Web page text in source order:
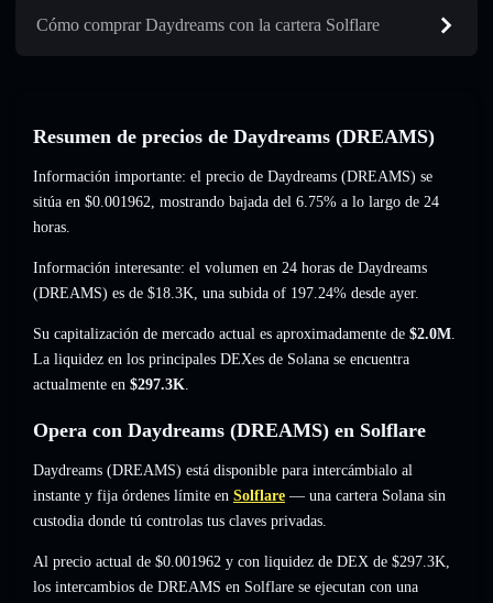
Cómo comprar Daydreams con la cartera Solflare
Resumen de precios de Daydreams (DREAMS)
Información importante: el precio de Daydreams (DREAMS) se
sitúa en $0.001962, mostrando bajada del 6.75% a lo largo de 24
horas.
Información interesante: el volumen en 24 horas de Daydreams
(DREAMS) es de $18.3K, una subida of 197.24% desde ayer.
Su capitalización de mercado actual es aproximadamente de $2.0M.
La liquidez en los principales DEXes de Solana se encuentra
actualmente en $297.3K.
Opera con Daydreams (DREAMS) en Solflare
Daydreams (DREAMS) está disponible para intercámbialo al
instante y fija órdenes límite en Solflare — una cartera Solana sin
custodia donde tú controlas tus claves privadas.
Al precio actual de $0.001962 y con liquidez de DEX de $297.3K,
los intercambios de DREAMS en Solflare se ejecutan con una